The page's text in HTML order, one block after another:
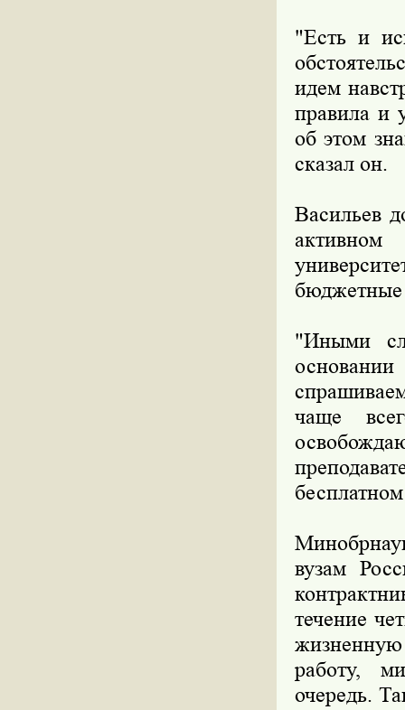
"Есть и
идем
правила и
об этом
сказал он.
Васильев
активном
бюджетные
"Иными
чаще
вузам
течение
работу,
очередь.